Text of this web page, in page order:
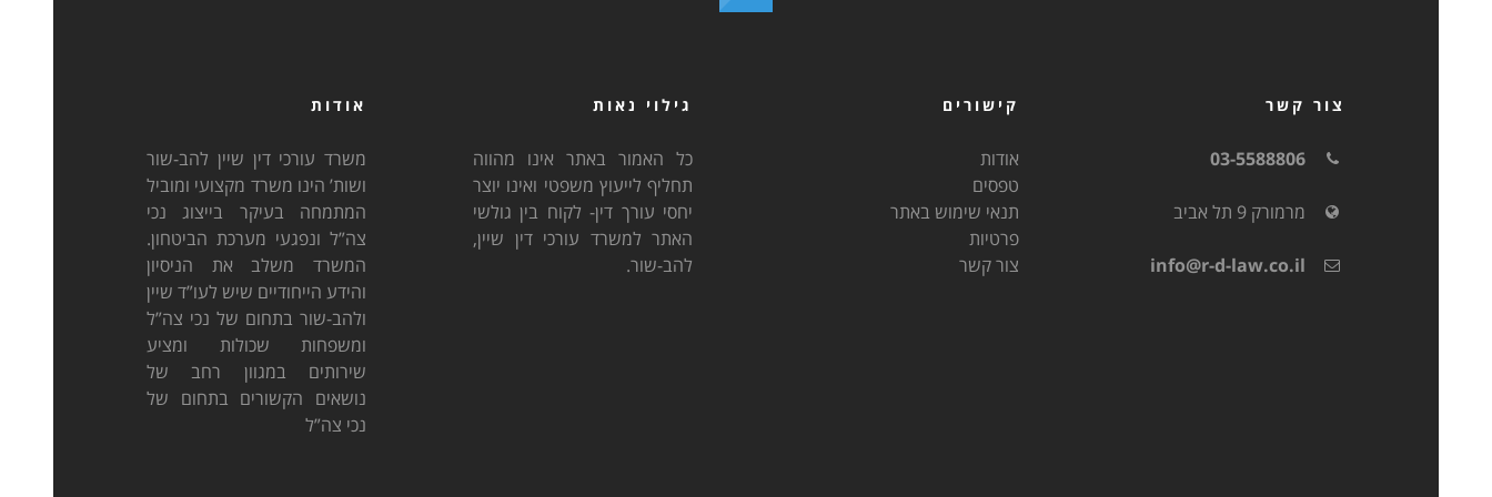
צור קשר
03-5588806
מרמורק 9 תל אביב
info@r-d-law.co.il
קישורים
אודות
טפסים
תנאי שימוש באתר
פרטיות
צור קשר
גילוי נאות
כל האמור באתר אינו מהווה
תחליף לייעוץ משפטי ואינו יוצר
יחסי עורך דין- לקוח בין גולשי
האתר למשרד עורכי דין שיין,
להב-שור.
אודות
משרד עורכי דין שיין להב-שור
ושות’ הינו משרד מקצועי ומוביל
המתמחה בעיקר בייצוג נכי
צה”ל ונפגעי מערכת הביטחון.
המשרד משלב את הניסיון
והידע הייחודיים שיש לעו”ד שיין
ולהב-שור בתחום של נכי צה”ל
ומשפחות שכולות ומציע
שירותים במגוון רחב של
נושאים הקשורים בתחום של
נכי צה”ל